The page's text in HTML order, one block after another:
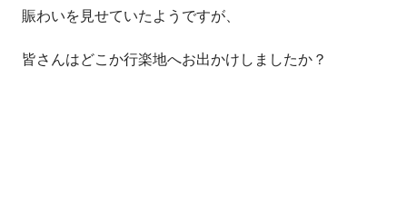
賑わいを見せていたようですが、
皆さんはどこか行楽地へお出かけしましたか？